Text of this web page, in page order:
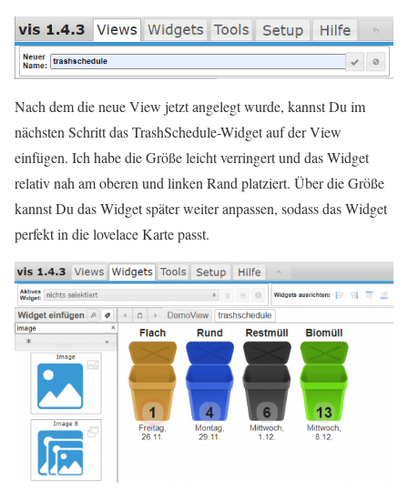
Nach dem die neue View jetzt angelegt wurde, kannst Du im
nächsten Schritt das TrashSchedule-Widget auf der View
einfügen. Ich habe die Größe leicht verringert und das Widget
relativ nah am oberen und linken Rand platziert. Über die Größe
kannst Du das Widget später weiter anpassen, sodass das Widget
perfekt in die lovelace Karte passt.